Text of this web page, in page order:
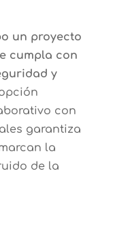
un proyecto
cumpla con
y
con
garantiza
la
de la